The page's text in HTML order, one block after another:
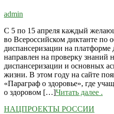
admin
С 5 по 15 апреля каждый
во Всероссийском диктанте по
диспансеризации на платформе
направлен на проверку знаний
диспансеризации и основных
жизни. В этом году на сайте
«Параграф о здоровье», где
о здоровом […]Читать далее .
НАЦПРОЕКТЫ РОССИИ